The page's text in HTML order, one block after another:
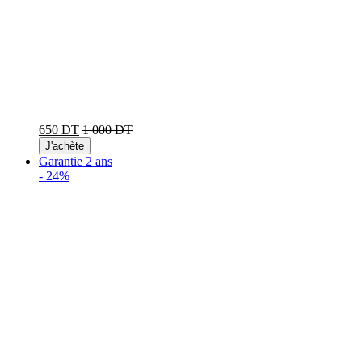
650 DT 1 000 DT
J'achète
Garantie 2 ans
- 24%